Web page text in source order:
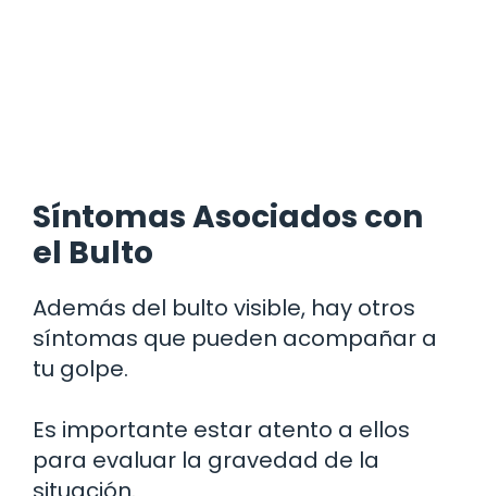
Síntomas Asociados con
el Bulto
Además del bulto visible, hay otros
síntomas que pueden acompañar a
tu golpe.
Es importante estar atento a ellos
para evaluar la gravedad de la